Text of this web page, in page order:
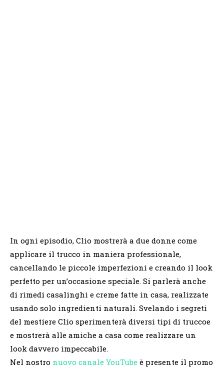
In ogni episodio, Clio mostrerà a due donne come
applicare il trucco in maniera professionale,
cancellando le piccole imperfezioni e creando il look
perfetto per un’occasione speciale. Si parlerà anche
di rimedi casalinghi e creme fatte in casa, realizzate
usando solo ingredienti naturali. Svelando i segreti
del mestiere Clio sperimenterà diversi tipi di truccoe
e mostrerà alle amiche a casa come realizzare un
look davvero impeccabile.
Nel nostro nuovo canale YouTube è presente il promo